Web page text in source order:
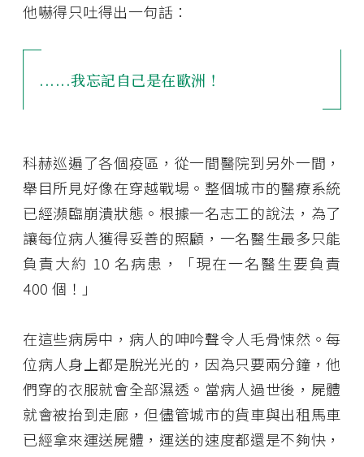
他嚇得只吐得出一句話：
......我忘記自己是在歐洲！
科赫巡遍了各個疫區，從一間醫院到另外一間，
舉目所見好像在穿越戰場。整個城市的醫療系統
已經瀕臨崩潰狀態。根據一名志工的說法，為了
讓每位病人獲得妥善的照顧，一名醫生最多只能
負責大約 10 名病患，「現在一名醫生要負責
400 個！」
在這些病房中，病人的呻吟聲令人毛骨悚然。每
位病人身上都是脫光光的，因為只要兩分鐘，他
們穿的衣服就會全部濕透。當病人過世後，屍體
就會被抬到走廊，但儘管城市的貨車與出租馬車
已經拿來運送屍體，運送的速度都還是不夠快，